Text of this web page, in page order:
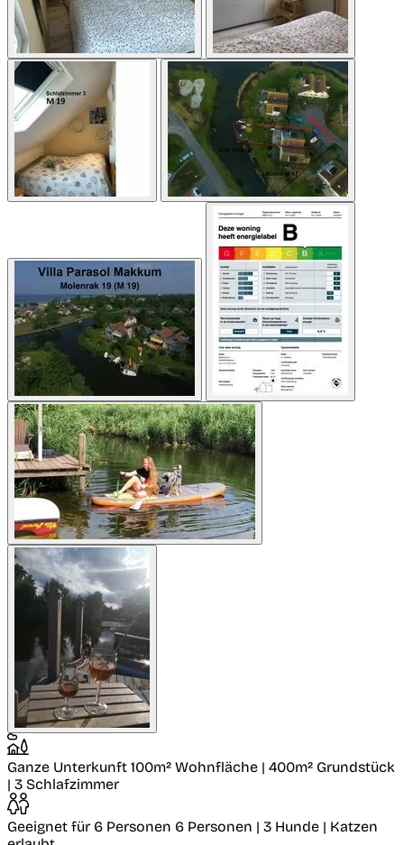
Ganze Unterkunft 100m² Wohnfläche | 400m² Grundstück
| 3 Schlafzimmer
Geeignet für 6 Personen 6 Personen | 3 Hunde | Katzen